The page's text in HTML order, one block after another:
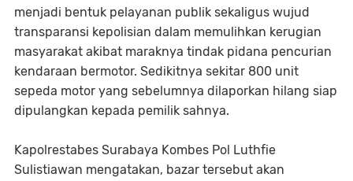
menjadi bentuk pelayanan publik sekaligus wujud
transparansi kepolisian dalam memulihkan kerugian
masyarakat akibat maraknya tindak pidana pencurian
kendaraan bermotor. Sedikitnya sekitar 800 unit
sepeda motor yang sebelumnya dilaporkan hilang siap
dipulangkan kepada pemilik sahnya.
Kapolrestabes Surabaya Kombes Pol Luthfie
Sulistiawan mengatakan, bazar tersebut akan